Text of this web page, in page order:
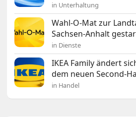
in Unterhaltung
Wahl-O-Mat zur
Sachsen-Anhalt
in Dienste
IKEA Family ändert
dem neuen Second-
in Handel